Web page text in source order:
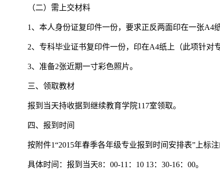
（二）需上交材料
1、本人身份证复印件一份，要求正反两面印在一张A4
2、专科毕业证书复印件一份，印在A4纸上（此项针对
3、准备2张近期一寸彩色照片。
三、领取教材
报到当天持收据到继续教育学院117室领取。
四、报到时间
按附件1“2015年春季各年级专业报到时间安排表”上标
具体时间：报到当天8：00-11：10 13：30-16：00。